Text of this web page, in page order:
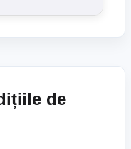
de